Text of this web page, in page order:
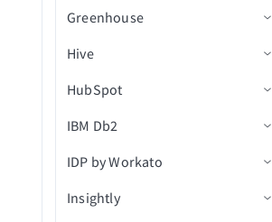
ファイルメタデータを更新
ファイルURLを使用してフ
ァイルをアップロード
集約ユーザーデータを検索
通話文字起こしを検索
通話を検索
ユーザーを検索
を選択し、テーブルに挿入
実行
ジョブIDで行のバッチを取
（batch）
終日イベントを作成
カレンダーを作成
IDでカレンダーを取得
カレンダーを一覧表示
更新
ファイルストリーミングで
オブジェクトをアップロー
ド
ファイルをダウンロード
ファイル権限を取得
ファイル権限を一覧表示
ファイル権限を削除
ファイル/フォルダの名前変
更新済み行
ム）
Team Drive内のシートの新
規/更新済み行
行を検索
行を一括更新
画像からテキストを読み取
トリガー
新規管理者アクティビティ
ティビティイベント
新規ユーザーイベント
アクション
レコードの追加
レコードの削除
レコードを取得
モバイルデバイス
コネクション設定
トリガー
新規ウェビナーセッション
アクション
ウェビナー詳細を取得
セッションから参加者を取
Greenhouse
コネクション設定
トリガー
新規オブジェクト
新規オブジェクト（v3）
新規/更新済みオブジェクト
アクション
オブジェクトの作成
オブジェクトを作成（v3）
オブジェクトタイプ
Greenhouseコネクションをv3
Hive
コネクション設定
トリガー
新規/更新済みレコード
アクション
レコードの更新
HubSpot
コネクション設定
Custom OAuth profiles
スコープ
トリガー
IBM Db2
コネクション設定
アクション
IDP by Workato
信頼度スコア
Insightly